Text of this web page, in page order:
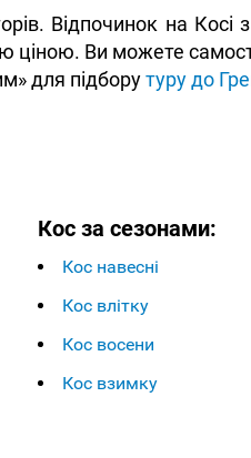
Відпочинок на
Ви можете
для підборутуру до
Кос за сезонами:
Кос навесні
Кос влітку
Кос восени
Кос взимку